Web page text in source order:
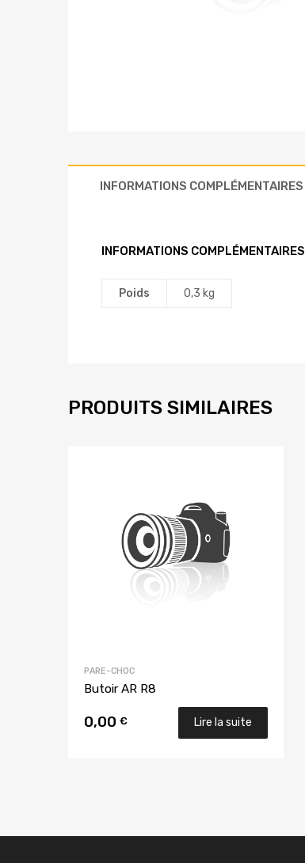
INFORMATIONS COMPLÉMENTAIRES
INFORMATIONS COMPLÉMENTAIRES
Poids 0,3 kg
PRODUITS SIMILAIRES
PARE-CHOC
Butoir AR R8
0,00 € Lire la suite